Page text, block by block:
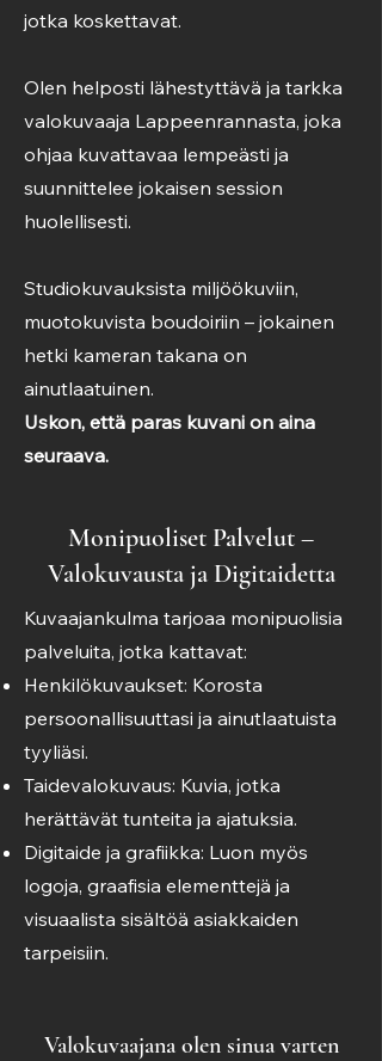
jotka koskettavat.
Olen helposti lähestyttävä ja tarkka
valokuvaaja Lappeenrannasta, joka
ohjaa kuvattavaa lempeästi ja
suunnittelee jokaisen session
huolellisesti.
Studiokuvauksista miljöökuviin,
muotokuvista boudoiriin – jokainen
hetki kameran takana on
ainutlaatuinen.
Uskon, että paras kuvani on aina
seuraava.
Monipuoliset Palvelut –
Valokuvausta ja Digitaidetta
Kuvaajankulma tarjoaa monipuolisia
palveluita, jotka kattavat:
Henkilökuvaukset: Korosta
persoonallisuuttasi ja ainutlaatuista
tyyliäsi.
Taidevalokuvaus: Kuvia, jotka
herättävät tunteita ja ajatuksia.
Digitaide ja grafiikka: Luon myös
logoja, graafisia elementtejä ja
visuaalista sisältöä asiakkaiden
tarpeisiin.
Valokuvaajana olen sinua varten